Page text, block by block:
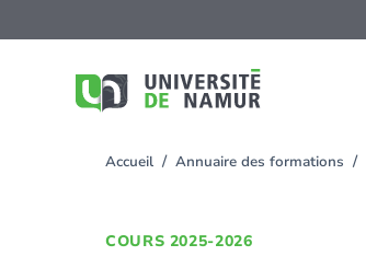
au
You
Accueil Annuaire des formations
COURS 2025-2026